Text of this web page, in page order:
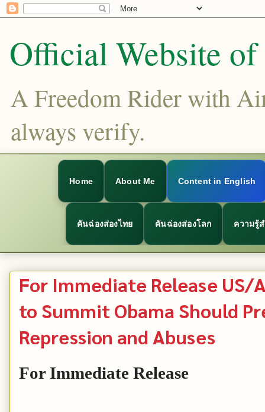
Official Website
A Freedom Rider with
always verify.
Home About Me Content in English
คันฉ่องส่องไทย คันฉ่องส่องโลก ความรู้
For Immediate Release US/
to Summit Obama Should
Repression and Abuses
For Immediate Release